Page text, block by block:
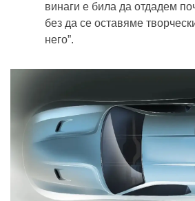
винаги е била да отдадем
без да се оставяме
него”.